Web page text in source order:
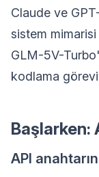
Claude ve
sistem
GLM-5V-
kodlama
Başlarken:
API